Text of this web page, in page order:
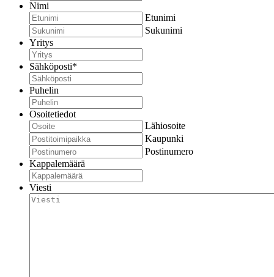
Nimi
Etunimi
Sukunimi
Yritys
Sähköposti*
Puhelin
Osoitetiedot
Lähiosoite
Kaupunki
Postinumero
Kappalemäärä
Viesti